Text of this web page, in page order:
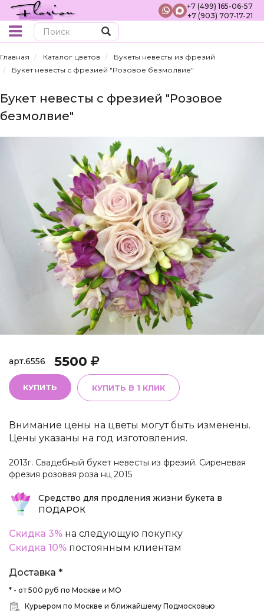
+7 (499) 165-06-57
+7 (903) 707-17-21
Главная Каталог цветов
Букеты невесты из фрезий
Букет невесты с фрезией "Розовое безмолвие"
Букет невесты с фрезией "Розовое
безмолвие"
арт.6556 5500
КУПИТЬ КУПИТЬ В 1 КЛИК
Внимание цены на цветы могут быть изменены.
Цены указаны на год изготовления.
2013г. Свадебный букет невесты из фрезий. Сиреневая
фрезия розовая роза нц 2015
Средство для продления жизни букета в
ПОДАРОК
Скидка 3% на следующую покупку
Скидка 10% постоянным клиентам
Доставка *
* - от 500 руб по Москве и МО
Курьером по Москве и ближайшему Подмосковью